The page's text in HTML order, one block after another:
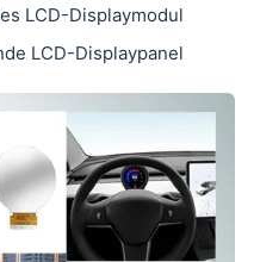
LCD-Displaymodul
LCD-Displaypanel